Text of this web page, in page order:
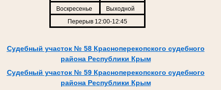
Воскресенье
Выходной
Перерыв 12:00-12:45
Судебный участок № 58 Красноперекопского судебного
района Республики Крым
Судебный участок № 59 Красноперекопского судебного
района Республики Крым